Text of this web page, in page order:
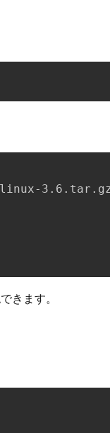
3.6.tar.gz
きます。